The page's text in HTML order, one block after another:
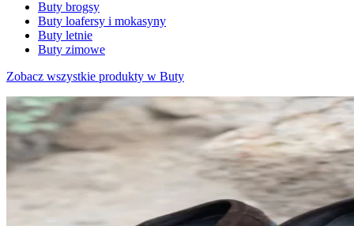
Buty brogsy
Buty loafersy i mokasyny
Buty letnie
Buty zimowe
Zobacz wszystkie produkty w Buty